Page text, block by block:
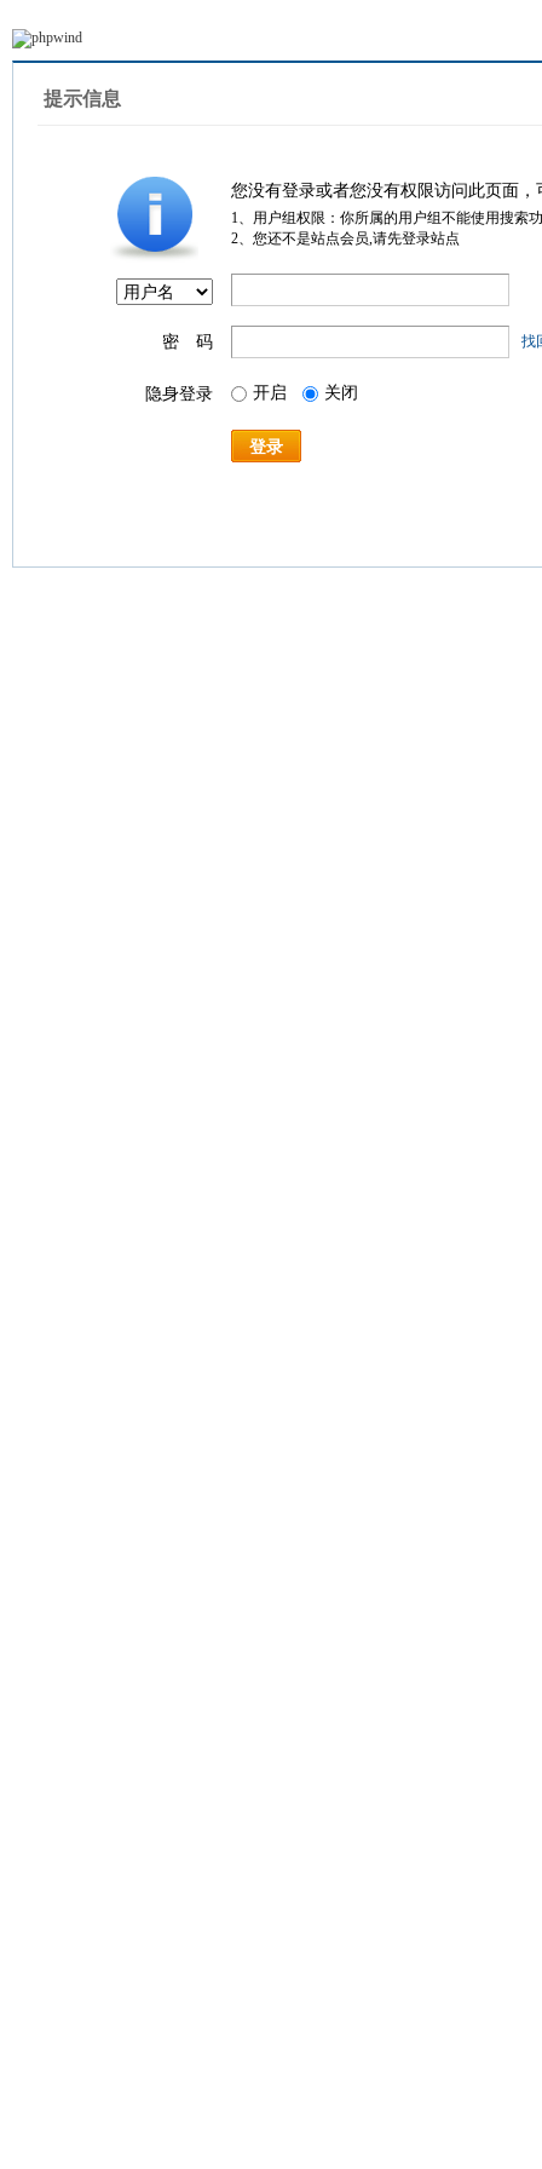
提示信息
您没有登录或者您没有权限访问此页面
1、用户组权限：你所属的用户组不能使用搜索
2、您还不是站点会员,请先登录站点
密 码 找
隐身登录 开启 关闭
登录